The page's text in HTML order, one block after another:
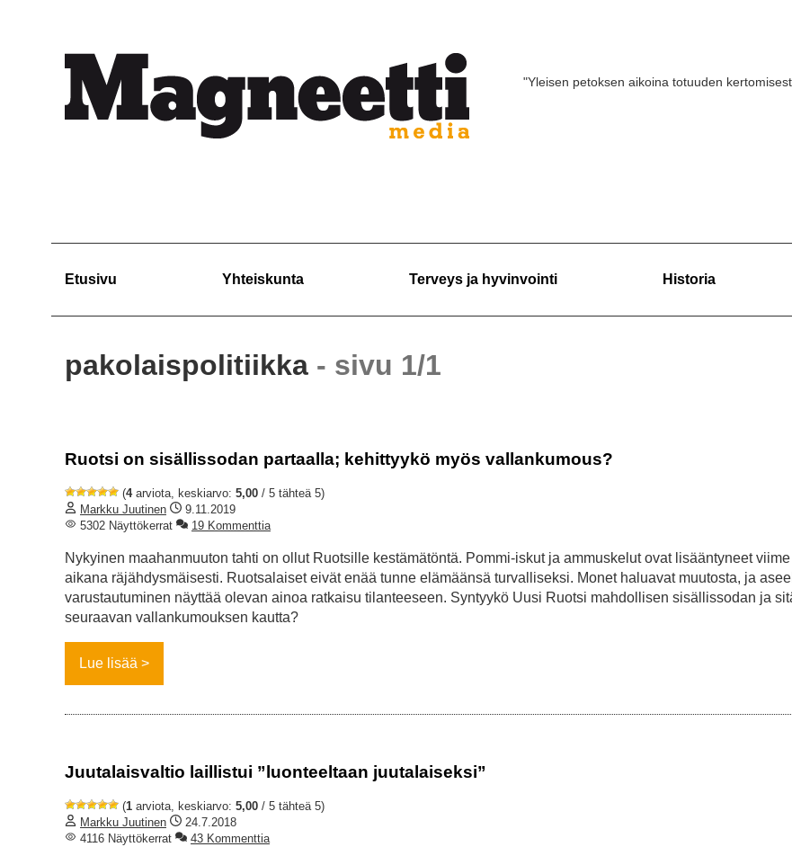
"Yleisen petoksen aikoina totuuden
Etusivu Yhteiskunta Terveys ja hyvinvointi Historia
pakolaispolitiikka - sivu 1/1
Ruotsi on sisällissodan partaalla; kehittyykö myös vallankumous?
(4arviota, keskiarvo: 5,00 / 5 tähteä 5)
Markku Juutinen
9.11.2019
5302 Näyttökerrat
19 Kommenttia
Nykyinen maahanmuuton tahti on ollut Ruotsille kestämätöntä. Pommi-iskut ja ammuskelut ovat lisääntyneet
aikana räjähdysmäisesti. Ruotsalaiset eivät enää tunne elämäänsä turvalliseksi. Monet haluavat muutosta, ja
varustautuminen näyttää olevan ainoa ratkaisu tilanteeseen. Syntyykö Uusi Ruotsi mahdollisen sisällissodan ja
seuraavan vallankumouksen kautta?
Lue lisää
Juutalaisvaltio laillistui ”luonteeltaan juutalaiseksi”
(1 arviota, keskiarvo: 5,00 / 5 tähteä 5)
Markku Juutinen
24.7.2018
4116 Näyttökerrat
43 Kommenttia